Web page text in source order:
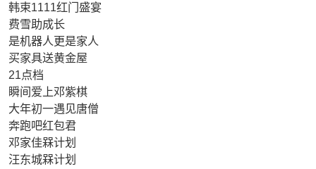
韩束1111红门盛宴
费雪助成长
是机器人更是家人
买家具送黄金屋
21点档
瞬间爱上邓紫棋
大年初一遇见唐僧
奔跑吧红包君
邓家佳槑计划
汪东城槑计划